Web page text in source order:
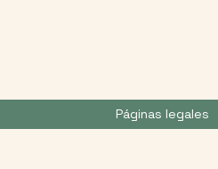
Páginas legales